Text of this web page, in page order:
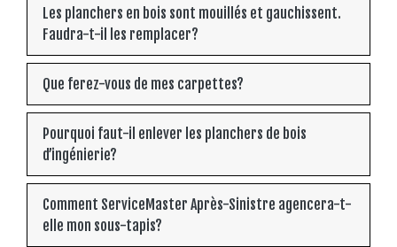
Les planchers en bois sont mouillés et gauchissent.
Faudra-t-il les remplacer?
Que ferez-vous de mes carpettes?
Pourquoi faut-il enlever les planchers de bois
d’ingénierie?
Comment ServiceMaster Après-Sinistre agencera-t-
elle mon sous-tapis?